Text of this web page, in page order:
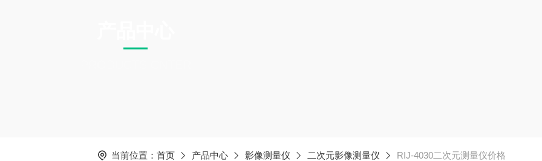
当前位置： 首页 产品中心 影像测量仪 二次元影像测量仪 RIJ-4030二次元测量仪价格